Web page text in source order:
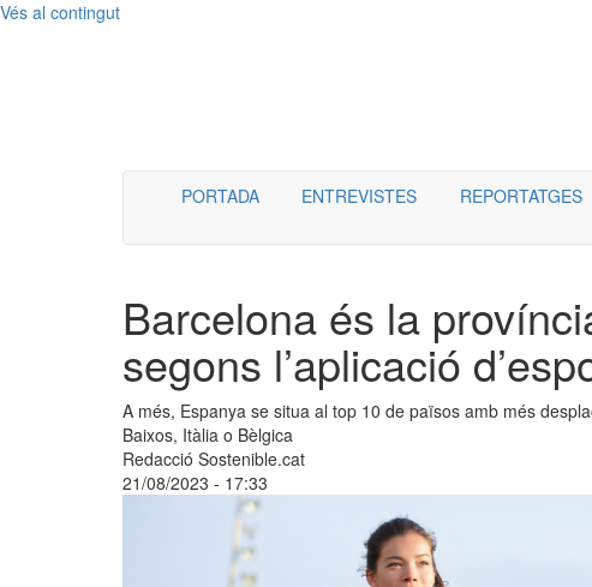
Vés al contingut
Menú
PORTADA ENTREVISTES REPORTATGES
Barcelona és la
segons l’aplicació
A més, Espanya se situa al top 10 de països amb més
Baixos, Itàlia o Bèlgica
Redacció Sostenible.cat
21/08/2023 - 17:33